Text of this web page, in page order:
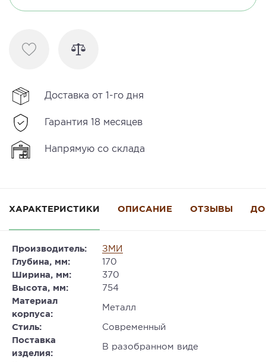
Доставка от 1-го дня
Гарантия 18 месяцев
Напрямую со склада
ХАРАКТЕРИСТИКИ ОПИСАНИЕ ОТЗЫВЫ
Производитель:
ЗМИ
Глубина, мм:
170
Ширина, мм:
370
Высота, мм:
754
Материал
корпуса:
Металл
Стиль:
Современный
Поставка
изделия:
В разобранном виде